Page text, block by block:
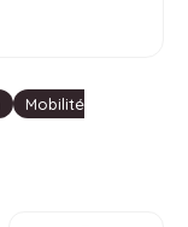
Mobilité